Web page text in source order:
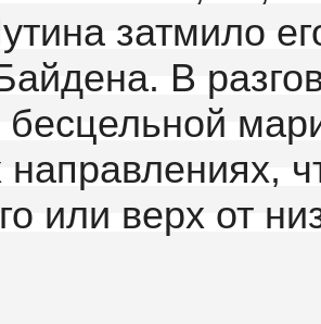
затмило
В
направлениях,
или верх от